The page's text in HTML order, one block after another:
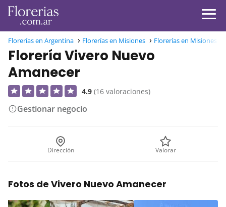
Florerías en Argentina Florerías en Misiones Florerías en Misiones
Florería Vivero Nuevo
Amanecer
4.9 (16 valoraciones)
Gestionar negocio
Dirección Valorar
Fotos de Vivero Nuevo Amanecer